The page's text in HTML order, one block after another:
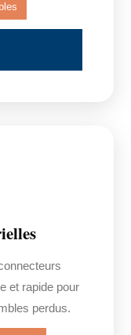
et rapide pour
perdus.